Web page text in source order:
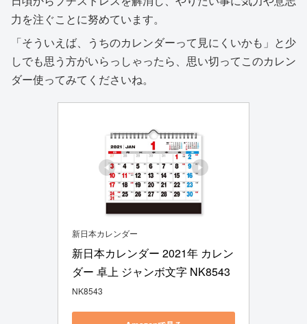
力を注ぐことに努めています。
「そういえば、うちのカレンダーって見にくいかも」と少
しでも思う方がいらっしゃったら、思い切ってこのカレン
ダー使ってみてくださいね。
新日本カレンダー
新日本カレンダー 2021年 カレン
ダー 卓上 ジャンボ文字 NK8543
NK8543